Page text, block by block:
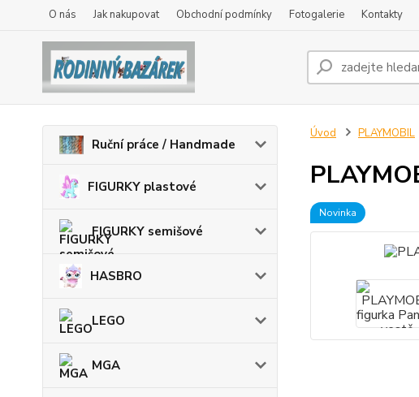
O nás Jak nakupovat Obchodní podmínky Fotogalerie Kontakty
Ruční práce / Handmade
FIGURKY plastové
FIGURKY semišové
HASBRO
LEGO
MGA
Úvod PLAYMOBIL
Novinka